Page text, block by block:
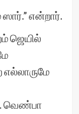
என்றார்.
ஜெயில்
வெண்பா